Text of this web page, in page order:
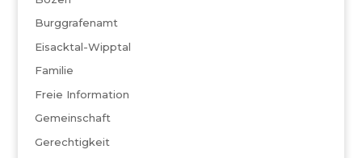
Burggrafenamt
Eisacktal-Wipptal
Familie
Freie Information
Gemeinschaft
Gerechtigkeit